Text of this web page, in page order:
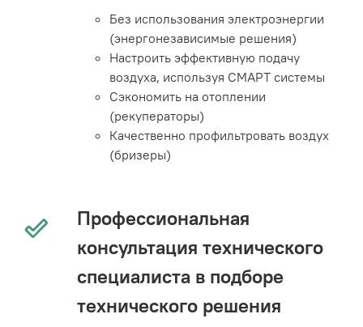
Без использования электроэнергии
(энергонезависимые решения)
Настроить эффективную подачу
воздуха, используя СМАРТ системы
Сэкономить на отоплении
(рекуператоры)
Качественно профильтровать воздух
(бризеры)
Профессиональная
консультация технического
специалиста в подборе
технического решения